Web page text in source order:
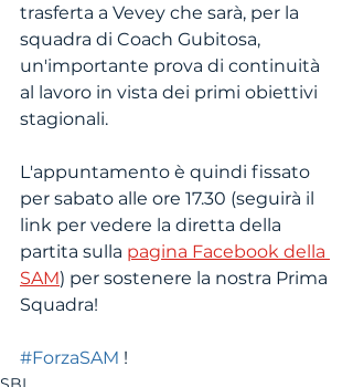
trasferta a Vevey che sarà, per la
squadra di Coach Gubitosa,
un'importante prova di continuità
al lavoro in vista dei primi obiettivi
stagionali.
L'appuntamento è quindi fissato
per sabato alle ore 17.30 (seguirà il
link per vedere la diretta della
partita sulla pagina Facebook della
SAM) per sostenere la nostra Prima
Squadra!
#ForzaSAM !